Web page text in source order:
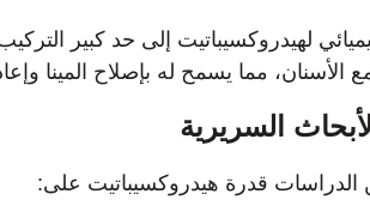
لهيدروكسيباتيت إلى حد كبير
مما يسمح له بإصلاح المينا
السريرية
الدراسات قدرة هيدروكسيباتيت على: